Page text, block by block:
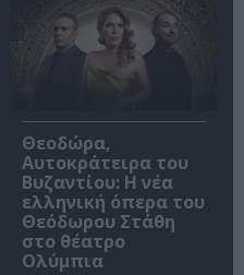
Θεοδώρα,
Αυτοκράτειρα του
Βυζαντίου: Η νέα
ελληνική όπερα του
Θεόδωρου Στάθη
στο θέατρο
Ολύμπια